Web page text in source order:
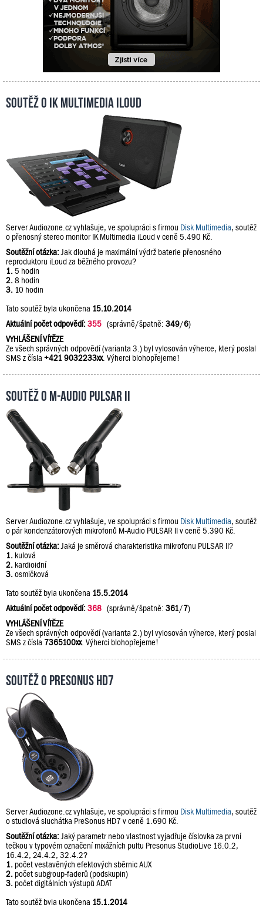
Soutěž o IK Multimedia iLoud
Server Audiozone.cz vyhlašuje, ve spolupráci s firmou Disk Multimedia, soutěž
o přenosný stereo monitor IK Multimedia iLoud v ceně 5.490 Kč.
Soutěžní otázka: Jak dlouhá je maximální výdrž baterie přenosného
reproduktoru iLoud za běžného provozu?
1. 5 hodin
2. 8 hodin
3. 10 hodin
Tato soutěž byla ukončena 15.10.2014
Aktuální počet odpovědí:355 (správně/špatně: 349/6)
VYHLÁŠENÍ VÍTĚZE
Ze všech správných odpovědí (varianta 3.) byl vylosován výherce, který poslal
SMS z čísla +421 9032233xx. Výherci blohopřejeme!
Soutěž o M-Audio PULSAR II
Server Audiozone.cz vyhlašuje, ve spolupráci s firmou Disk Multimedia, soutěž
o pár kondenzátorových mikrofonů M-Audio PULSAR II v ceně 5.390 Kč.
Soutěžní otázka: Jaká je směrová charakteristika mikrofonu PULSAR II?
1. kulová
2. kardioidní
3. osmičková
Tato soutěž byla ukončena 15.5.2014
Aktuální počet odpovědí:368 (správně/špatně: 361/7)
VYHLÁŠENÍ VÍTĚZE
Ze všech správných odpovědí (varianta 2.) byl vylosován výherce, který poslal
SMS z čísla 7365100xx. Výherci blohopřejeme!
Soutěž o PreSonus HD7
Server Audiozone.cz vyhlašuje, ve spolupráci s firmou Disk Multimedia, soutěž
o studiová sluchátka PreSonus HD7 v ceně 1.690 Kč.
Soutěžní otázka: Jaký parametr nebo vlastnost vyjadřuje číslovka za první
tečkou v typovém označení mixážních pultu Presonus StudioLive 16.0.2,
16.4.2, 24.4.2, 32.4.2?
1. počet vestavěných efektových sběrnic AUX
2. počet subgroup-faderů (podskupin)
3. počet digitálních výstupů ADAT
Tato soutěž byla ukončena 15.1.2014